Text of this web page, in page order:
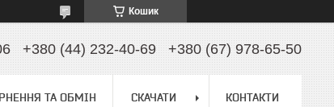
Кошик
+380 (44) 232-40-69 +380 (67) 978-65-50
ТА ОБМІН СКАЧАТИ КОНТАКТИ